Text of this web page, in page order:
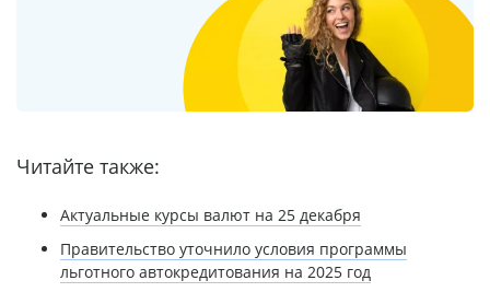
Читайте также:
Актуальные курсы валют на 25 декабря
Правительство уточнило условия программы
льготного автокредитования на 2025 год